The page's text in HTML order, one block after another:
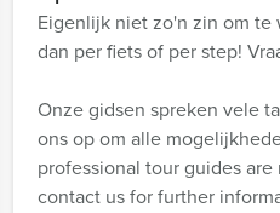
Eigenlijk niet zo'n zin om te
dan per fiets of per step!
Onze gidsen spreken vele
ons op om alle
professional tour guides
contact us for further